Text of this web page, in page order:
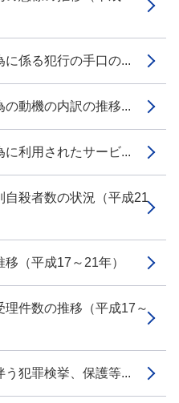
係る犯行の手口の...
動機の内訳の推移...
利用されたサービ...
殺者数の状況（平成21
（平成17～21年）
件数の推移（平成17～
犯罪検挙、保護等...